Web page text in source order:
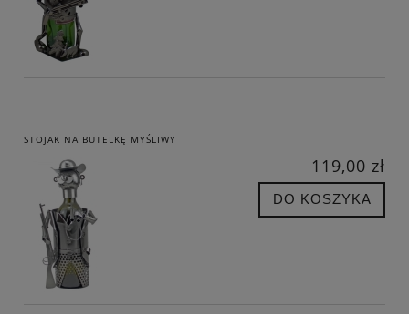
STOJAK NA BUTELKĘ MYŚLIWY
119,00 zł
DO KOSZYKA